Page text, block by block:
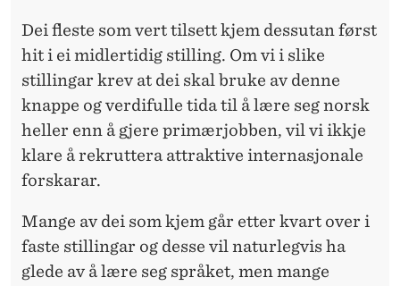
Dei fleste som vert tilsett kjem dessutan først
hit i ei midlertidig stilling. Om vi i slike
stillingar krev at dei skal bruke av denne
knappe og verdifulle tida til å lære seg norsk
heller enn å gjere primærjobben, vil vi ikkje
klare å rekruttera attraktive internasjonale
forskarar.
Mange av dei som kjem går etter kvart over i
faste stillingar og desse vil naturlegvis ha
glede av å lære seg språket, men mange